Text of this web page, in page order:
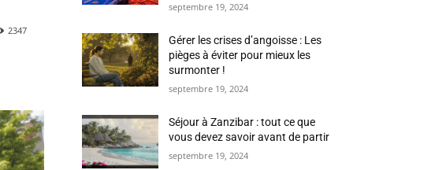
2347
septembre 19, 2024
Gérer les crises d’angoisse : Les
pièges à éviter pour mieux les
surmonter !
septembre 19, 2024
Séjour à Zanzibar : tout ce que
vous devez savoir avant de partir
septembre 19, 2024